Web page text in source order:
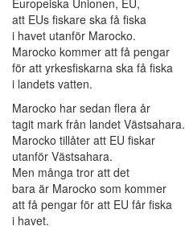
Europeiska Unionen, EU,
att EUs fiskare ska få fiska
i havet utanför Marocko.
Marocko kommer att få pengar
för att yrkesfiskarna ska få fiska
i landets vatten.
Marocko har sedan flera år
tagit mark från landet Västsahara.
Marocko tillåter att EU fiskar
utanför Västsahara.
Men många tror att det
bara är Marocko som kommer
att få pengar för att EU får fiska
i havet.